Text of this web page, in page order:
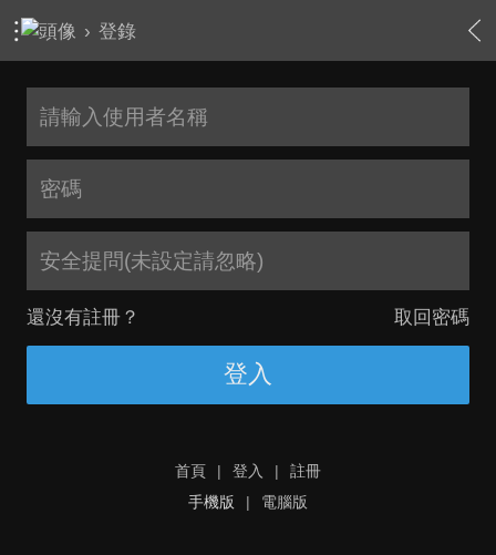
› 登錄
安全提問(未設定請忽略)
還沒有註冊？ 取回密碼
登入
首頁 | 登入 |
註冊
手機版
| 電腦版